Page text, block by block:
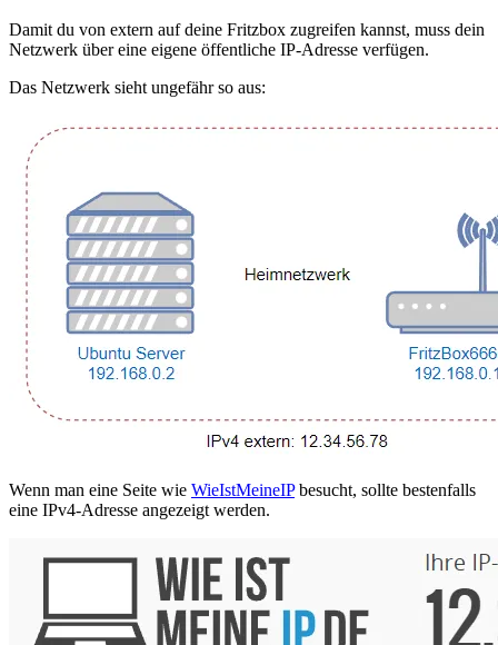
Damit du von extern auf deine Fritzbox zugreifen kannst, muss dein
Netzwerk über eine eigene öffentliche IP-Adresse verfügen.
Das Netzwerk sieht ungefähr so aus:
Wenn man eine Seite wie WieIstMeineIPbesucht, sollte bestenfalls
eine IPv4-Adresse angezeigt werden.